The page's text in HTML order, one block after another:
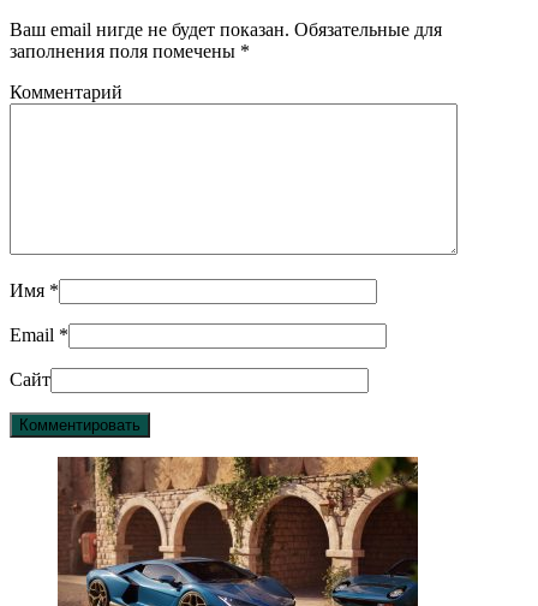
Ваш email нигде не будет показан. Обязательные для
заполнения поля помечены *
Комментарий
Имя *
Email *
Сайт